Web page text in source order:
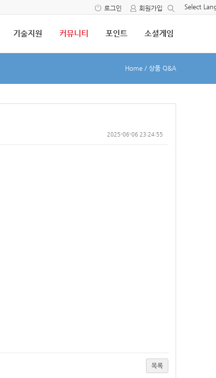
Select
로그인 회원가입
기술지원 커뮤니티 포인트 소셜게임
Home / 상품 Q&A
2025-06-06 23:24:55
목록